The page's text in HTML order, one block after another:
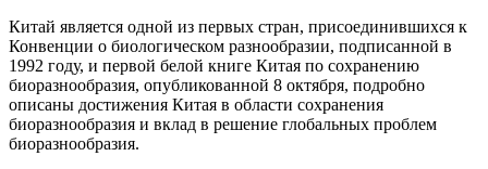
Китай является одной из первых стран, присоединившихся к
Конвенции о биологическом разнообразии, подписанной в
1992 году, и первой белой книге Китая по сохранению
биоразнообразия, опубликованной 8 октября, подробно
описаны достижения Китая в области сохранения
биоразнообразия и вклад в решение глобальных проблем
биоразнообразия.